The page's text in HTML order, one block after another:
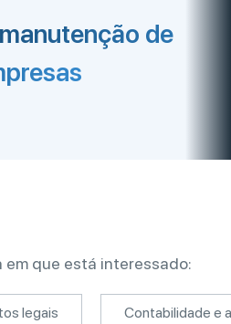
de
que está interessado:
legais Contabilidade e